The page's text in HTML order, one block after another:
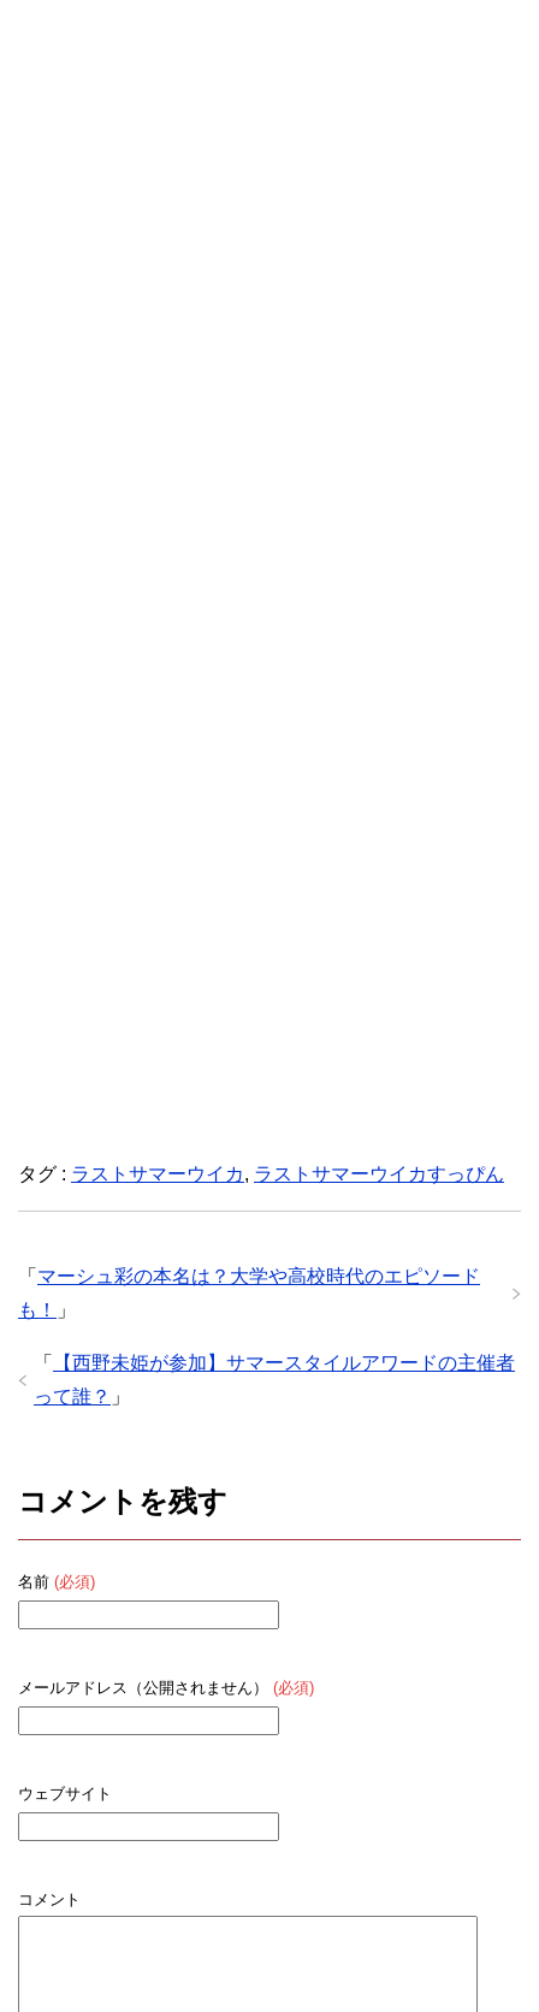
タグ : ラストサマーウイカ, ラストサマーウイカすっぴん
「 マーシュ彩の本名は？大学や高校時代のエピソード
も！
」
「
【西野未姫が参加】サマースタイルアワードの主催者
って誰？ 」
コメントを残す
名前 (必須)
メールアドレス（公開されません） (必須)
ウェブサイト
コメント